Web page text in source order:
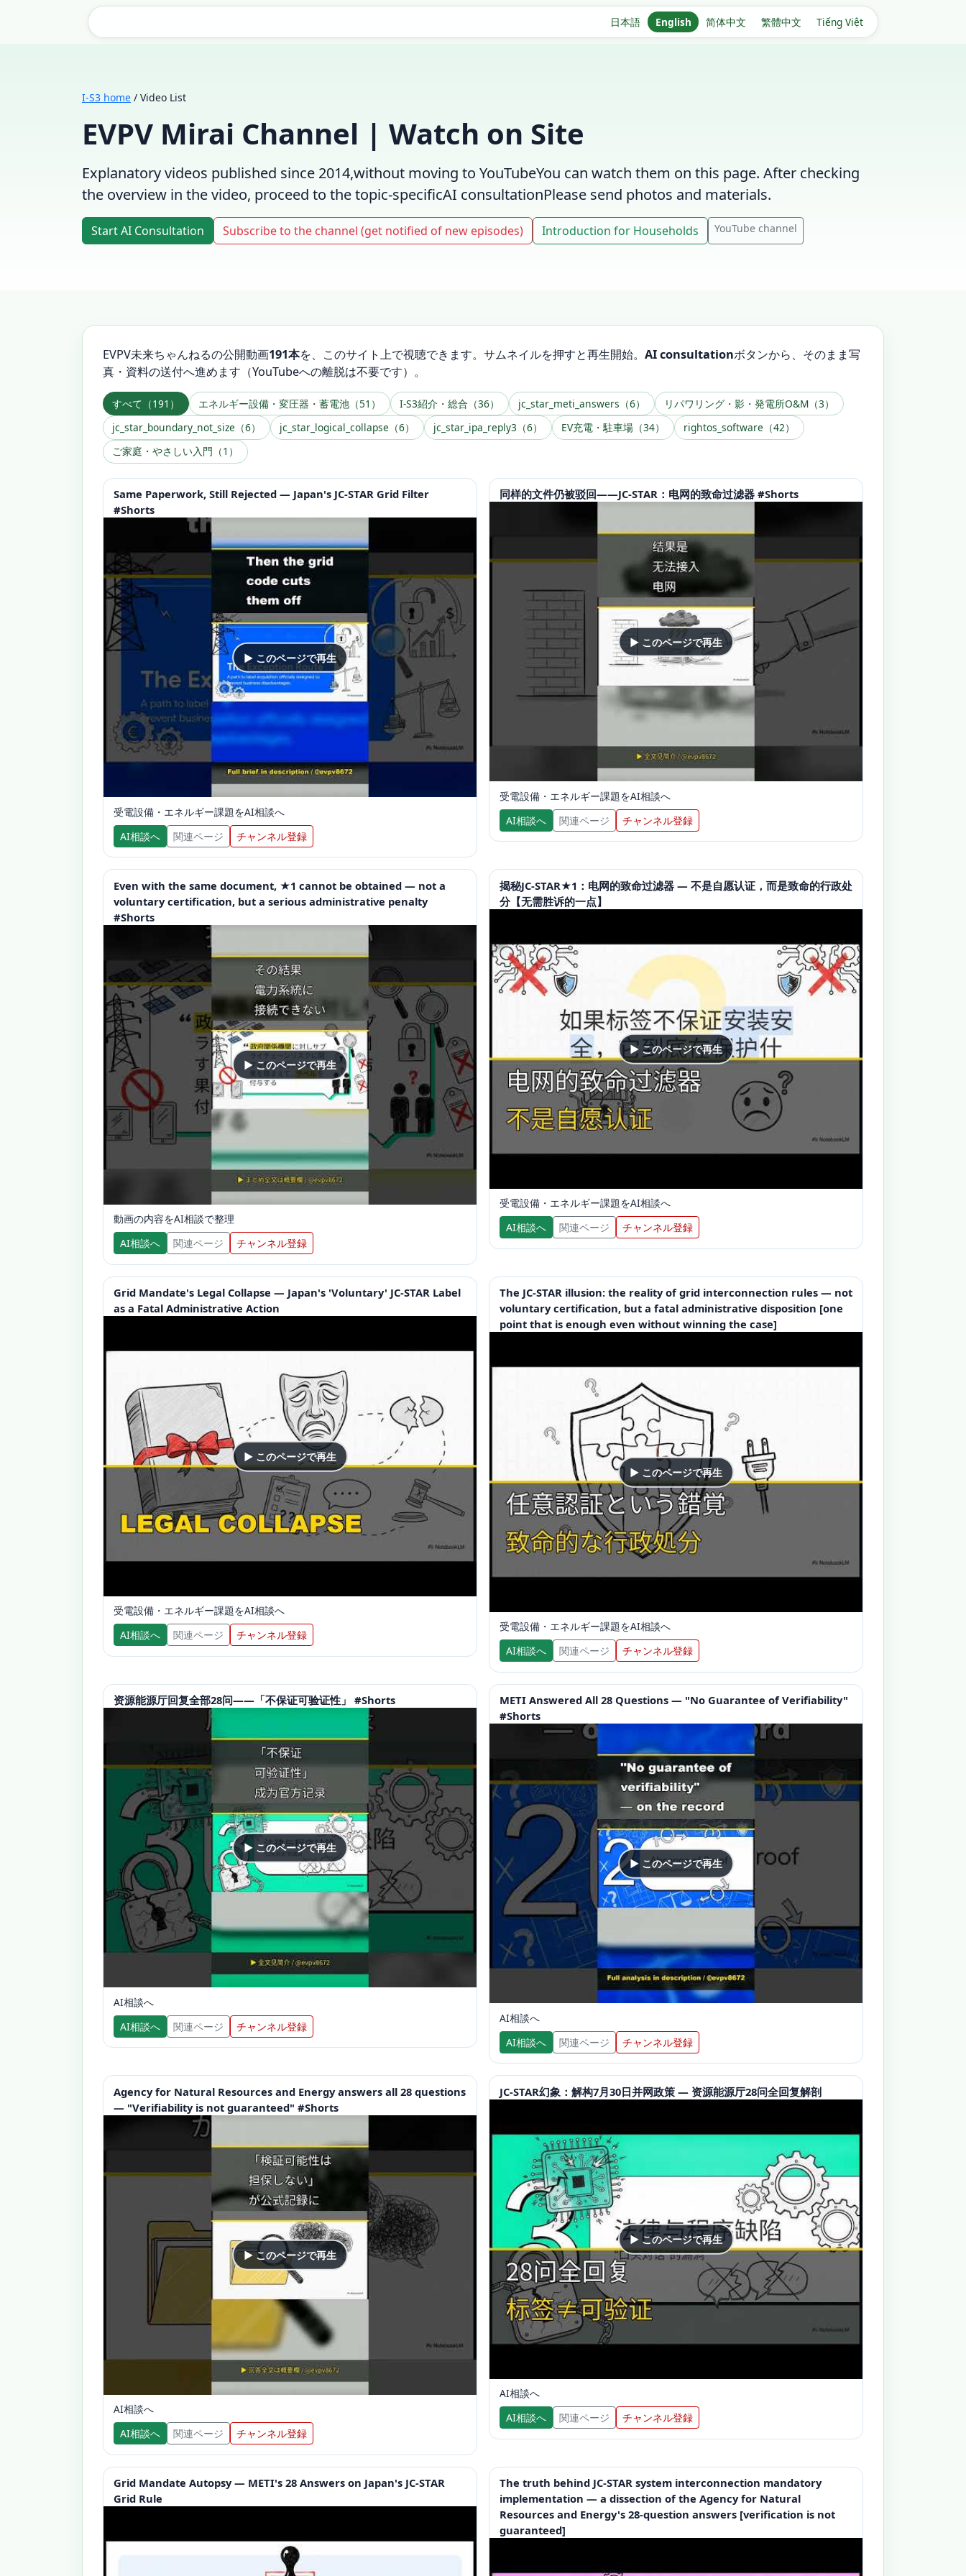
日本語 English 简体中文 繁體中文 Tiếng Việt
I-S3 home / Video List
EVPV Mirai Channel | Watch on Site
Explanatory videos published since 2014,without moving to YouTubeYou can watch them on this page. After checking
the overview in the video, proceed to the topic-specificAI consultationPlease send photos and materials.
Start AI Consultation Subscribe to the channel (get notified of new episodes) Introduction for Households YouTube channel
EVPV未来ちゃんねるの公開動画191本を、このサイト上で視聴できます。サムネイルを押すと再生開始。 AI consultationボタンから、そのまま写
真・資料の送付へ進めます（YouTubeへの離脱は不要です）。
すべて（191） エネルギー設備・変圧器・蓄電池（51） I-S3紹介・総合（36） jc_star_meti_answers（6）
リパワリング・影・発電所O&M（3）
jc_star_boundary_not_size（6）
jc_star_logical_collapse（6） jc_star_ipa_reply3（6） EV充電・駐車場（34）
rightos_software（42）
ご家庭・やさしい入門（1）
Same Paperwork, Still Rejected — Japan's JC-STAR Grid Filter
#Shorts
▶ このページで再生
受電設備・エネルギー課題をAI相談へ
AI相談へ
関連ページ チャンネル登録
同样的文件仍被驳回——JC-STAR：电网的致命过滤器 #Shorts
▶ このページで再生
受電設備・エネルギー課題をAI相談へ
AI相談へ
関連ページ チャンネル登録
Even with the same document, ★1 cannot be obtained — not a
voluntary certification, but a serious administrative penalty
#Shorts
▶ このページで再生
動画の内容をAI相談で整理
AI相談へ
関連ページ チャンネル登録
揭秘JC-STAR★1：电网的致命过滤器 — 不是自愿认证，而是致命的行政处
分【无需胜诉的一点】
▶ このページで再生
受電設備・エネルギー課題をAI相談へ
AI相談へ
関連ページ チャンネル登録
Grid Mandate's Legal Collapse — Japan's 'Voluntary' JC-STAR Label
as a Fatal Administrative Action
▶ このページで再生
受電設備・エネルギー課題をAI相談へ
AI相談へ
関連ページ チャンネル登録
The JC-STAR illusion: the reality of grid interconnection rules — not
voluntary certification, but a fatal administrative disposition [one
point that is enough even without winning the case]
▶ このページで再生
受電設備・エネルギー課題をAI相談へ
AI相談へ
関連ページ チャンネル登録
资源能源厅回复全部28问——「不保证可验证性」 #Shorts
▶ このページで再生
AI相談へ
AI相談へ
関連ページ チャンネル登録
METI Answered All 28 Questions — "No Guarantee of Verifiability"
#Shorts
▶ このページで再生
AI相談へ
AI相談へ
関連ページ チャンネル登録
Agency for Natural Resources and Energy answers all 28 questions
— "Verifiability is not guaranteed" #Shorts
▶ このページで再生
AI相談へ
AI相談へ
関連ページ チャンネル登録
JC-STAR幻象：解构7月30日并网政策 — 资源能源厅28问全回复解剖
▶ このページで再生
AI相談へ
AI相談へ
関連ページ チャンネル登録
Grid Mandate Autopsy — METI's 28 Answers on Japan's JC-STAR
Grid Rule
The truth behind JC-STAR system interconnection mandatory
implementation — a dissection of the Agency for Natural
Resources and Energy's 28-question answers [verification is not
guaranteed]